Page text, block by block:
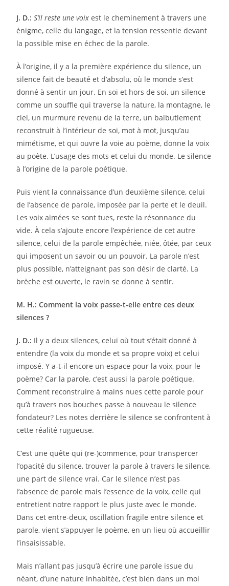
J. D.: S’il reste une voix est le cheminement à travers une
énigme, celle du langage, et la tension ressentie devant
la possible mise en échec de la parole.
À l’origine, il y a la première expérience du silence, un
silence fait de beauté et d’absolu, où le monde s’est
donné à sentir un jour. En soi et hors de soi, un silence
comme un souffle qui traverse la nature, la montagne, le
ciel, un murmure revenu de la terre, un balbutiement
reconstruit à l’intérieur de soi, mot à mot, jusqu’au
mimétisme, et qui ouvre la voie au poème, donne la voix
au poète. L’usage des mots et celui du monde. Le silence
à l’origine de la parole poétique.
Puis vient la connaissance d’un deuxième silence, celui
de l’absence de parole, imposée par la perte et le deuil.
Les voix aimées se sont tues, reste la résonnance du
vide. À cela s’ajoute encore l’expérience de cet autre
silence, celui de la parole empêchée, niée, ôtée, par ceux
qui imposent un savoir ou un pouvoir. La parole n’est
plus possible, n’atteignant pas son désir de clarté. La
brèche est ouverte, le ravin se donne à sentir.
M. H.: Comment la voix passe-t-elle entre ces deux
silences ?
J. D.: Il y a deux silences, celui où tout s’était donné à
entendre (la voix du monde et sa propre voix) et celui
imposé. Y a-t-il encore un espace pour la voix, pour le
poème? Car la parole, c’est aussi la parole poétique.
Comment reconstruire à mains nues cette parole pour
qu’à travers nos bouches passe à nouveau le silence
fondateur? Les notes derrière le silence se confrontent à
cette réalité rugueuse.
C’est une quête qui (re-)commence, pour transpercer
l’opacité du silence, trouver la parole à travers le silence,
une part de silence vrai. Car le silence n’est pas
l’absence de parole mais l’essence de la voix, celle qui
entretient notre rapport le plus juste avec le monde.
Dans cet entre-deux, oscillation fragile entre silence et
parole, vient s’appuyer le poème, en un lieu où accueillir
l’insaisissable.
Mais n’allant pas jusqu’à écrire une parole issue du
néant, d’une nature inhabitée, c’est bien dans un moi